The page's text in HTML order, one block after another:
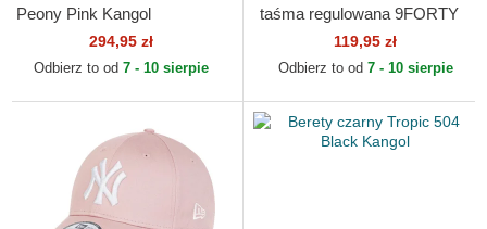
Peony Pink Kangol
294,95 zł
Odbierz to od 7 - 10 sierpie
taśma regulowana 9FORTY
League Essential New York
Yankees MLB New Era
119,95 zł
Odbierz to od 7 - 10 sierpie